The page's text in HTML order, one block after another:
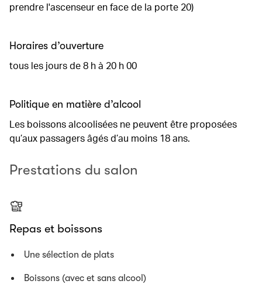
prendre l'ascenseur en face de la porte 20)
Horaires d’ouverture
tous les jours de 8 h à 20 h 00
Politique en matière d’alcool
Les boissons alcoolisées ne peuvent être proposées
qu’aux passagers âgés d’au moins 18 ans.
Prestations du salon
Repas et boissons
Une sélection de plats
Boissons (avec et sans alcool)